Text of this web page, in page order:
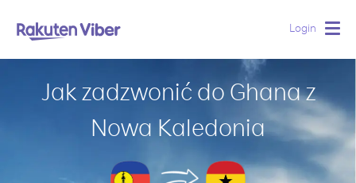
Login
Jak zadzwonić do Ghana z
Nowa Kaledonia